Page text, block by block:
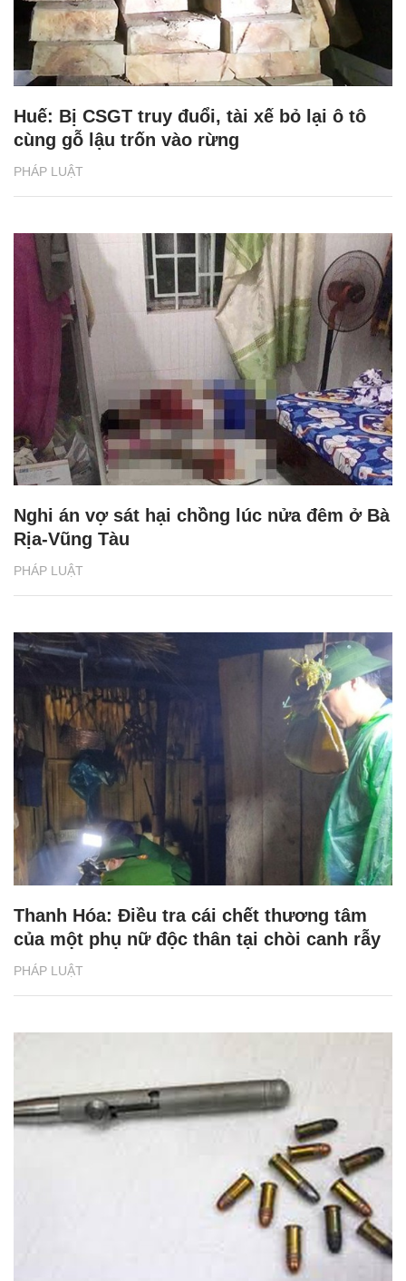
PHÁP LUẬT
Huế: Bị CSGT truy đuổi, tài xế bỏ lại ô tô
cùng gỗ lậu trốn vào rừng
PHÁP LUẬT
Nghi án vợ sát hại chồng lúc nửa đêm ở Bà
Rịa-Vũng Tàu
PHÁP LUẬT
Thanh Hóa: Điều tra cái chết thương tâm
của một phụ nữ độc thân tại chòi canh rẫy